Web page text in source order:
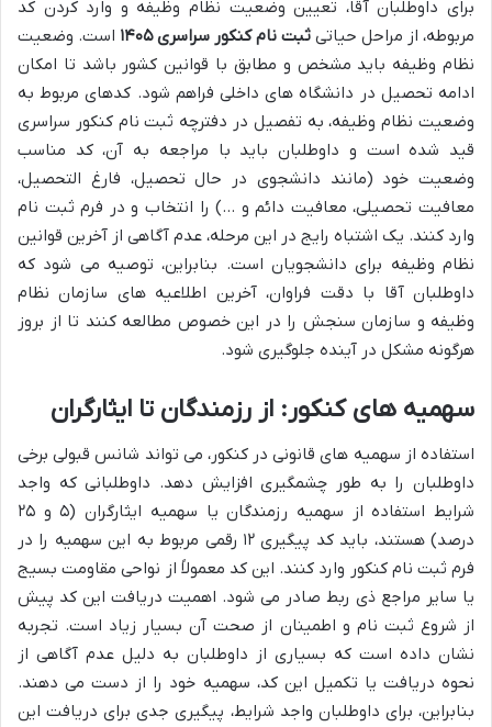
برای داوطلبان آقا، تعیین وضعیت نظام وظیفه و وارد کردن کد
مربوطه، از مراحل حیاتی ثبت نام کنکور سراسری ۱۴۰۵
است. وضعیت
نظام وظیفه باید مشخص و مطابق با قوانین کشور باشد تا امکان
ادامه تحصیل در دانشگاه های داخلی فراهم شود. کدهای مربوط به
وضعیت نظام وظیفه، به تفصیل در دفترچه ثبت نام کنکور سراسری
قید شده است و داوطلبان باید با مراجعه به آن، کد مناسب
وضعیت خود (مانند دانشجوی در حال تحصیل، فارغ التحصیل،
معافیت تحصیلی، معافیت دائم و …) را انتخاب و در فرم ثبت نام
وارد کنند. یک اشتباه رایج در این مرحله، عدم آگاهی از آخرین قوانین
نظام وظیفه برای دانشجویان است. بنابراین، توصیه می شود که
داوطلبان آقا با دقت فراوان، آخرین اطلاعیه های سازمان نظام
وظیفه و سازمان سنجش را در این خصوص مطالعه کنند تا از بروز
هرگونه مشکل در آینده جلوگیری شود.
سهمیه های کنکور: از رزمندگان تا ایثارگران
استفاده از سهمیه های قانونی در کنکور، می تواند شانس قبولی برخی
داوطلبان را به طور چشمگیری افزایش دهد. داوطلبانی که واجد
شرایط استفاده از سهمیه رزمندگان یا سهمیه ایثارگران (۵ و ۲۵
درصد) هستند، باید کد پیگیری ۱۲ رقمی مربوط به این سهمیه را در
فرم ثبت نام کنکور وارد کنند. این کد معمولاً از نواحی مقاومت بسیج
یا سایر مراجع ذی ربط صادر می شود. اهمیت دریافت این کد پیش
از شروع ثبت نام و اطمینان از صحت آن بسیار زیاد است. تجربه
نشان داده است که بسیاری از داوطلبان به دلیل عدم آگاهی از
نحوه دریافت یا تکمیل این کد، سهمیه خود را از دست می دهند.
بنابراین، برای داوطلبان واجد شرایط، پیگیری جدی برای دریافت این